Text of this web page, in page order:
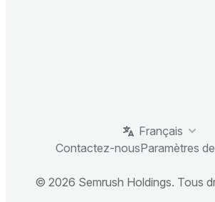
Français
Contactez-nousParamètres
© 2026 Semrush Holdings. Tous